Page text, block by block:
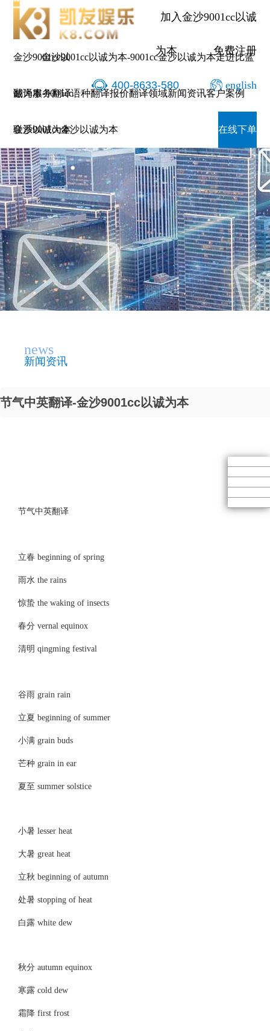
加入金沙9001cc以诚
为本 免费注册
400-8633-580 english
金沙9001cc以
诚为本-9001cc
金沙以诚为本
金沙9001cc以诚为本-9001cc金沙以诚为本走进比蓝
翻译服务翻译语种翻译报价翻译领域新闻资讯客户案例
联系9001cc金沙以诚为本 在线下单
news
新闻资讯
节气中英翻译-金沙9001cc以诚为本
节气中英翻译
立春 beginning of spring
雨水 the rains
惊蛰 the waking of insects
春分 vernal equinox
清明 qingming festival
谷雨 grain rain
立夏 beginning of summer
小满 grain buds
芒种 grain in ear
夏至 summer solstice
小暑 lesser heat
大暑 great heat
立秋 beginning of autumn
处暑 stopping of heat
白露 white dew
秋分 autumn equinox
寒露 cold dew
霜降 first frost